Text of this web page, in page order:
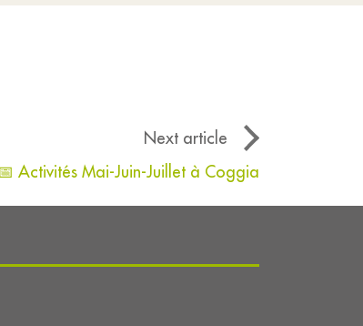
Next article
📅 Activités Mai-Juin-Juillet à Coggia